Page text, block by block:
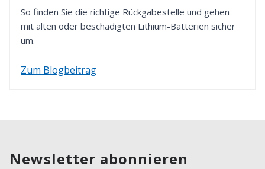
So finden Sie die richtige Rückgabestelle und gehen
mit alten oder beschädigten Lithium-Batterien sicher
um.
Zum Blogbeitrag
Newsletter abonnieren